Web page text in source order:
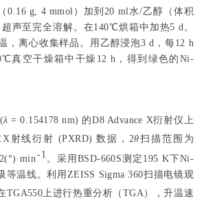
0.16 g, 4 mmol）加到20 ml水/乙醇（体积
声至完全溶解。在140℃烘箱中加热5 d。
，离心收集样品。用乙醇浸泡3 d，每12 h
真空干燥箱中干燥12 h，得到绿色的Ni-
λ = 0.154178 nm) 的D8 Advance X衍射仪上
射线衍射 (PXRD) 数据，2θ扫描范围为
-1 。采用BSD-660S测定195 K下Ni-
等温线。利用ZEISS Sigma 360扫描电镜观
TGA550上进行热重分析（TGA），升温速